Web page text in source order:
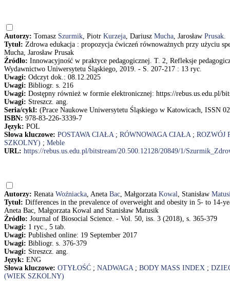
Autorzy: Tomasz Szurmik, Piotr Kurzeja, Dariusz Mucha, Jarosław Prusak.
Tytuł: Zdrowa edukacja : propozycja ćwiczeń równoważnych przy użyciu
Mucha, Jarosław Prusak
Źródło: Innowacyjność w praktyce pedagogicznej. T. 2, Refleksje
Wydawnictwo Uniwersytetu Śląskiego, 2019. - S. 207-217 : 13 ryc.
Uwagi: Odczyt dok.: 08.12.2025
Uwagi: Bibliogr. s. 216
Uwagi: Dostępny również w formie elektronicznej: https://rebus.us.edu.pl/
Uwagi: Streszcz. ang.
Seria/cykl: (Prace Naukowe Uniwersytetu Śląskiego w Katowicach, ISSN
ISBN: 978-83-226-3339-7
Język: POL
Słowa kluczowe: POSTAWA CIAŁA; RÓWNOWAGA CIAŁA; ROZWÓJ
SZKOLNY) ; Meble
URL: https://rebus.us.edu.pl/bitstream/20.500.12128/20849/1/
Autorzy: Renata Woźniacka, Aneta Bac, Małgorzata Kowal, Stanisław
Tytuł: Differences in the prevalence of overweight and obesity in 5- to 14-
Aneta Bac, Małgorzata Kowal and Stanisław Matusik
Źródło: Journal of Biosocial Science. - Vol. 50, iss. 3 (2018), s. 365-379
Uwagi: 1 ryc., 5 tab.
Uwagi: Published online: 19 September 2017
Uwagi: Bibliogr. s. 376-379
Uwagi: Streszcz. ang.
Język: ENG
Słowa kluczowe: OTYŁOŚĆ ; NADWAGA; BODY MASS INDEX ;
(WIEK SZKOLNY)